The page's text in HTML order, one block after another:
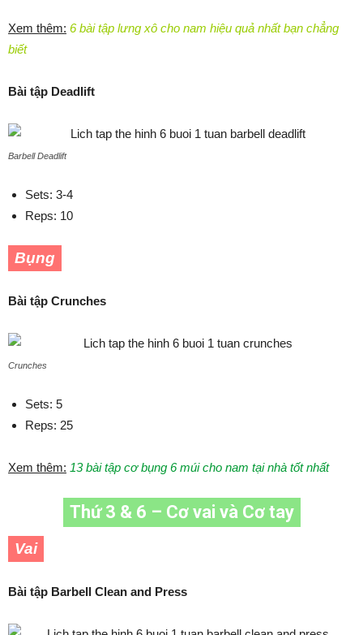
Xem thêm: 6 bài tập lưng xô cho nam hiệu quả nhất bạn chẳng
biết
Bài tập Deadlift
Barbell Deadlift
Sets: 3-4
Reps: 10
Bụng
Bài tập Crunches
Crunches
Sets: 5
Reps: 25
Xem thêm: 13 bài tập cơ bụng 6 múi cho nam tại nhà tốt nhất
Thứ 3 & 6 – Cơ vai và Cơ tay
Vai
Bài tập Barbell Clean and Press